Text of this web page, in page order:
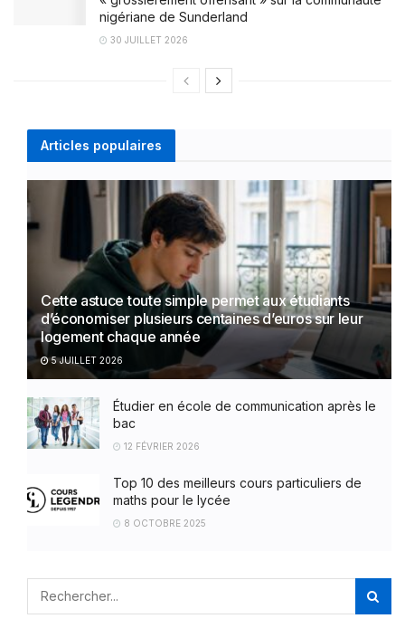
nigériane de Sunderland
30 JUILLET 2026
Articles populaires
Cette astuce toute simple permet aux étudiants
d’économiser plusieurs centaines d’euros sur leur
logement chaque année
5 JUILLET 2026
Étudier en école de communication après le
bac
12 FÉVRIER 2026
Top 10 des meilleurs cours particuliers de
maths pour le lycée
8 OCTOBRE 2025